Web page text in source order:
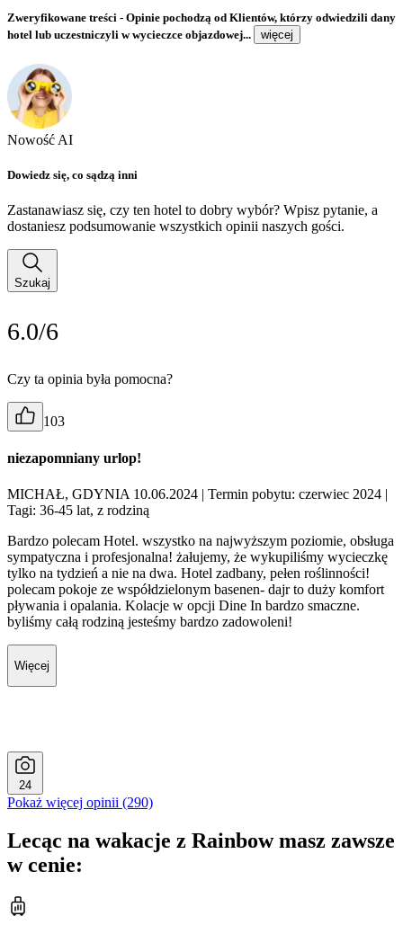
Zweryfikowane treści - Opinie pochodzą od Klientów, którzy odwiedzili dany
hotel lub uczestniczyli w wycieczce objazdowej...
więcej
Nowość AI
Dowiedz się, co sądzą inni
Zastanawiasz się, czy ten hotel to dobry wybór? Wpisz pytanie, a
dostaniesz podsumowanie wszystkich opinii naszych gości.
Szukaj
6.0/6
Czy ta opinia była pomocna?
103
niezapomniany urlop!
MICHAŁ, GDYNIA 10.06.2024 | Termin pobytu: czerwiec 2024 |
Tagi: 36-45 lat, z rodziną
Bardzo polecam Hotel. wszystko na najwyższym poziomie, obsługa
sympatyczna i profesjonalna! żałujemy, że wykupiliśmy wycieczkę
tylko na tydzień a nie na dwa. Hotel zadbany, pełen roślinności!
polecam pokoje ze współdzielonym basenen- dajr to duży komfort
pływania i opalania. Kolacje w opcji Dine In bardzo smaczne.
byliśmy całą rodziną jesteśmy bardzo zadowoleni!
Więcej
24
Pokaż więcej opinii (290)
Lecąc na wakacje z Rainbow masz zawsze
w cenie: